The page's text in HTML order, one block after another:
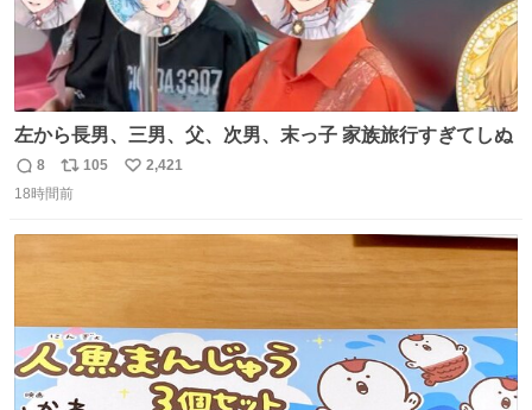
左から長男、三男、父、次男、末っ子 家族旅行すぎてしぬ
返
信
8
リ
ポ
105
い
2,421
18時間前